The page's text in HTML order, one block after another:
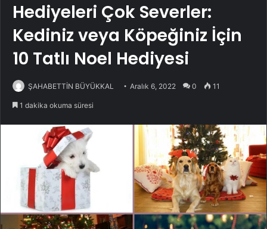
Hediyeleri Çok Severler:
Kediniz veya Köpeğiniz İçin
10 Tatlı Noel Hediyesi
ŞAHABETTİN BÜYÜKKAL Aralık 6, 2022 0 11
1 dakika okuma süresi